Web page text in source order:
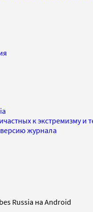
к экстремизму
журнала
Russia на Android